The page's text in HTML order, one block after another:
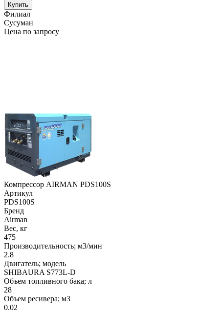
Купить
Филиал
Сусуман
Цена по запросу
Компрессор AIRMAN PDS100S
Артикул
PDS100S
Бренд
Airman
Вес, кг
475
Производительность; м3/мин
2.8
Двигатель; модель
SHIBAURA S773L-D
Объем топливного бака; л
28
Объем ресивера; м3
0.02